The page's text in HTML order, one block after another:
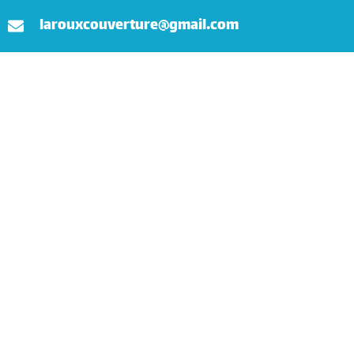
larouxcouverture@gmail.com